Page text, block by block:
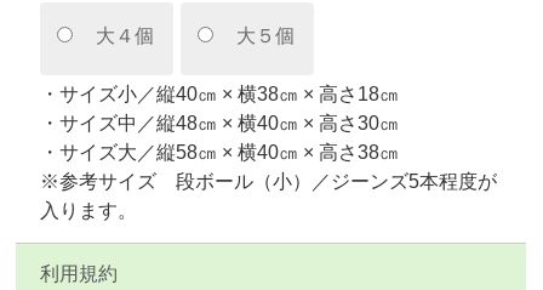
大４個 大５個
・サイズ小／縦40㎝ × 横38㎝ × 高さ18㎝
・サイズ中／縦48㎝ × 横40㎝ × 高さ30㎝
・サイズ大／縦58㎝ × 横40㎝ × 高さ38㎝
※参考サイズ 段ボール（小）／ジーンズ5本程度が
入ります。
利用規約